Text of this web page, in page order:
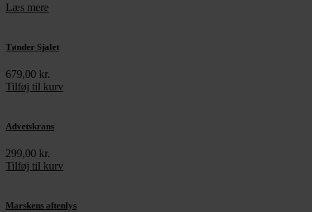
Læs mere
Tønder Sjalet
679,00 kr.
Tilføj til kurv
Advetskrans
299,00 kr.
Tilføj til kurv
Marskens aftenlys